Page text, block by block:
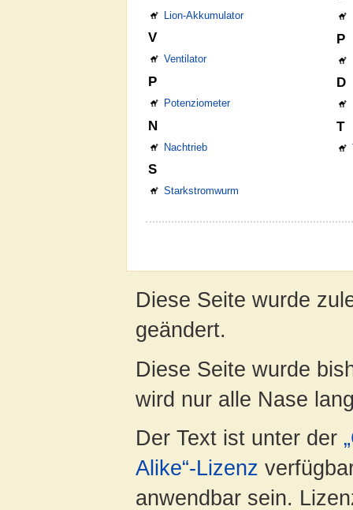
Lion-Akkumulator
V
Ventilator
P
Potenziometer
N
Nachtrieb
S
Starkstromwurm
P
D
T
Diese Seite wurde
geändert.
Diese Seite wurde
wird nur alle Nase
Der Text ist unter der
Alike“-Lizenz
anwendbar sein.